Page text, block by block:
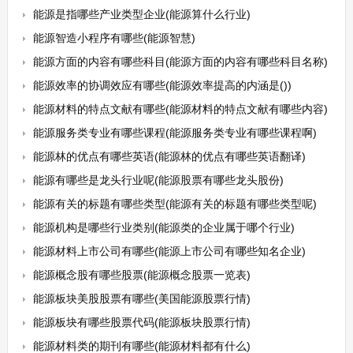
能源是指哪些产业类型企业(能源算什么行业)
能源智造小程序有哪些(能源智慧)
能源方面的内容有哪些科目(能源方面的内容有哪些科目名称)
能源效率的协调效应有哪些(能源效率提高的内涵是())
能源材料的特点文献有哪些(能源材料的特点文献有哪些内容)
能源服务类专业有哪些课程(能源服务类专业有哪些课程啊)
能源林的优点有哪些英语(能源林的优点有哪些英语翻译)
能源有哪些是龙头行业呢(能源股票有哪些龙头股份)
能源有关的标题有哪些类型(能源有关的标题有哪些类型呢)
能源机构是哪些行业类别(能源类的企业属于哪个行业)
能源材料上市公司有哪些(能源上市公司有哪些知名企业)
能源概念股有哪些股票(能源概念股票一览表)
能源板块美股股票有哪些(美国能源股票行情)
能源板块有哪些股票代码(能源板块股票行情)
能源材料类的期刊有哪些(能源材料都有什么)